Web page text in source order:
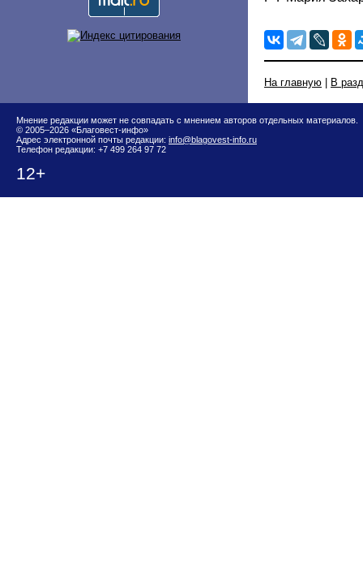
На главную В
Мнение редакции может не совпадать с мнением авторов отдельных материалов.
© 2005–2026 «Благовест-инфо»
Адрес электронной почты редакции: info@blagovest-info.ru
Телефон редакции: +7 499 264 97 72
12+